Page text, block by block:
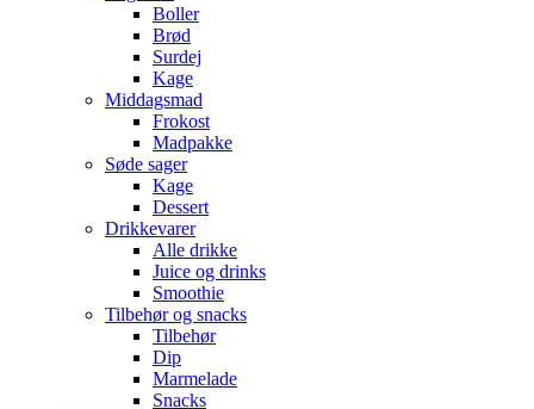
Boller
Brød
Surdej
Kage
Middagsmad
Frokost
Madpakke
Søde sager
Kage
Dessert
Drikkevarer
Alle drikke
Juice og drinks
Smoothie
Tilbehør og snacks
Tilbehør
Dip
Marmelade
Snacks